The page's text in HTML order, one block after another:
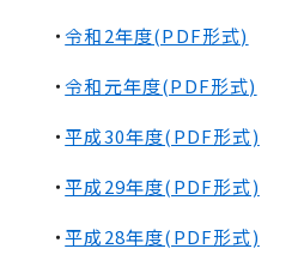
・令和2年度(PDF形式)
・令和元年度(PDF形式)
・平成30年度(PDF形式)
・平成29年度(PDF形式)
・平成28年度(PDF形式)